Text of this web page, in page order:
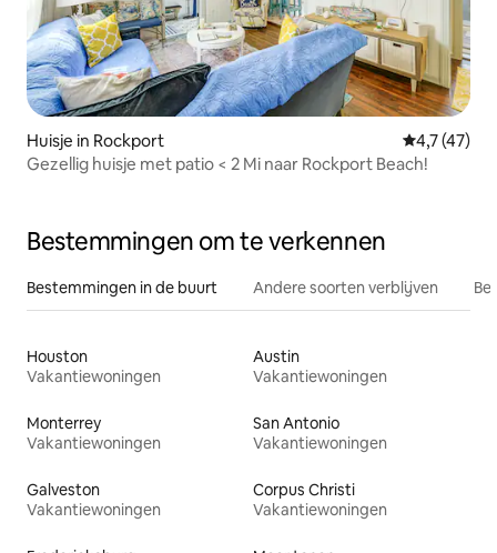
Huisje in Rockport
4,7 (47)
Gezellig huisje met patio < 2 Mi naar Rockport Beach!
Bestemmingen om te verkennen
Bestemmingen in de buurt Andere soorten verblijven
Houston
Vakantiewoningen
Austin
Vakantiewoningen
Monterrey
Vakantiewoningen
San Antonio
Vakantiewoningen
Galveston
Vakantiewoningen
Corpus Christi
Vakantiewoningen